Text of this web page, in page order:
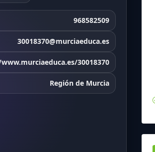
968582509
30018370@murciaeduca.es
30018370
Región de Murcia